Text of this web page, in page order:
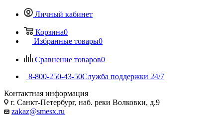
Личный кабинет
Корзина0
Избранные товары0
Сравнение товаров0
8-800-250-43-50Служба поддержки 24/7
Контактная информация
г. Санкт-Петербург, наб. реки Волковки, д.9
zakaz@smesx.ru